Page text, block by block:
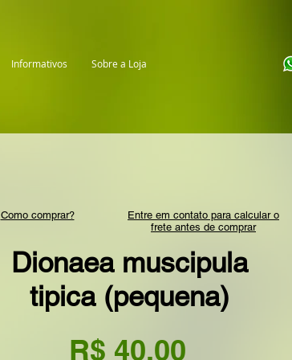
Informativos Sobre a Loja
Dionaea muscipula
tipica (pequena)
R$ 40,00
Como comprar?
Entre em contato para calcular o
frete antes de comprar